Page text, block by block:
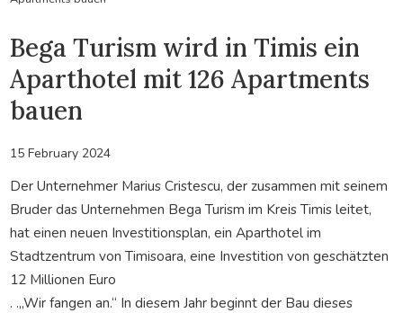
Bega Turism wird in Timis ein
Aparthotel mit 126 Apartments
bauen
15 February 2024
Der Unternehmer Marius Cristescu, der zusammen mit seinem
Bruder das Unternehmen Bega Turism im Kreis Timis leitet,
hat einen neuen Investitionsplan, ein Aparthotel im
Stadtzentrum von Timisoara, eine Investition von geschätzten
12 Millionen Euro
. .„Wir fangen an.“ In diesem Jahr beginnt der Bau dieses